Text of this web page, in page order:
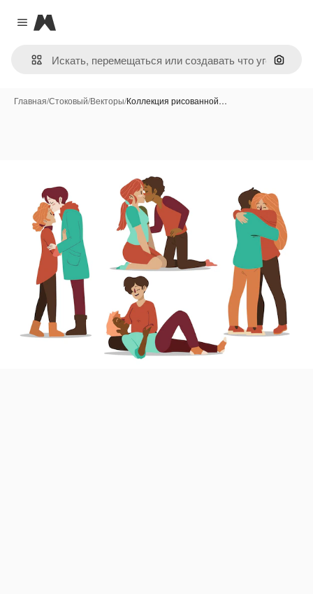
Close menu
Magnific
Поиск
Главная/Стоковый/Векторы/Коллекция рисованной…